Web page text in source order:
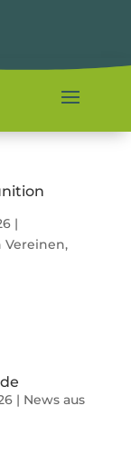
|
Vereinen,
| News aus